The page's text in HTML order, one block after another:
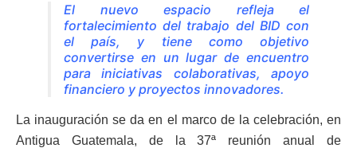
El nuevo espacio refleja el
fortalecimiento del trabajo del BID con
el país, y tiene como objetivo
convertirse en un lugar de encuentro
para iniciativas colaborativas, apoyo
financiero y proyectos innovadores.
La inauguración se da en el marco de la celebración, en
Antigua Guatemala, de la 37ª reunión anual de